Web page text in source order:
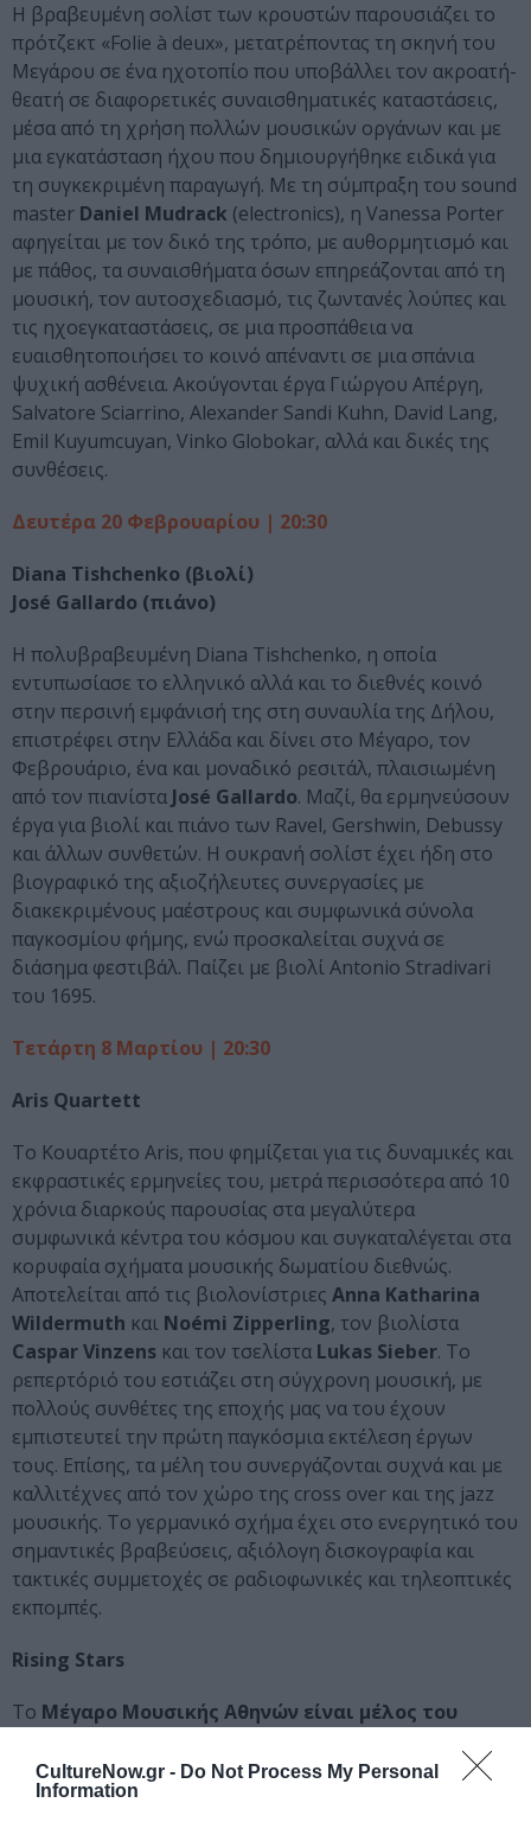
CultureNow.gr - Do Not Process My Personal
Information
Η βραβευμένη σολίστ των κρουστών παρουσιάζει το
πρότζεκτ «Folie à deux», μετατρέποντας τη σκηνή του
Μεγάρου σε ένα ηχοτοπίο που υποβάλλει τον ακροατή-
θεατή σε διαφορετικές συναισθηματικές καταστάσεις,
μέσα από τη χρήση πολλών μουσικών οργάνων και με
μια εγκατάσταση ήχου που δημιουργήθηκε ειδικά για
τη συγκεκριμένη παραγωγή. Με τη σύμπραξη του sound
master Daniel Mudrack (electronics), η Vanessa Porter
αφηγείται με τον δικό της τρόπο, με αυθορμητισμό και
με πάθος, τα συναισθήματα όσων επηρεάζονται από τη
μουσική, τον αυτοσχεδιασμό, τις ζωντανές λούπες και
τις ηχοεγκαταστάσεις, σε μια προσπάθεια να
ευαισθητοποιήσει το κοινό απέναντι σε μια σπάνια
ψυχική ασθένεια. Ακούγονται έργα Γιώργου Απέργη,
Salvatore Sciarrino, Alexander Sandi Kuhn, David Lang,
Emil Kuyumcuyan, Vinko Globokar, αλλά και δικές της
συνθέσεις.
Δευτέρα 20 Φεβρουαρίου | 20:30
Diana Tishchenko (βιολί)
José Gallardo (πιάνο)
H πολυβραβευμένη Diana Tishchenko, η οποία
εντυπωσίασε το ελληνικό αλλά και το διεθνές κοινό
στην περσινή εμφάνισή της στη συναυλία της Δήλου,
επιστρέφει στην Ελλάδα και δίνει στο Μέγαρο, τον
Φεβρουάριο, ένα και μοναδικό ρεσιτάλ, πλαισιωμένη
από τον πιανίστα José Gallardo. Μαζί, θα ερμηνεύσουν
έργα για βιολί και πιάνο των Ravel, Gershwin, Debussy
και άλλων συνθετών. Η ουκρανή σολίστ έχει ήδη στο
βιογραφικό της αξιοζήλευτες συνεργασίες με
διακεκριμένους μαέστρους και συμφωνικά σύνολα
παγκοσμίου φήμης, ενώ προσκαλείται συχνά σε
διάσημα φεστιβάλ. Παίζει με βιολί Antonio Stradivari
του 1695.
Tετάρτη 8 Μαρτίου | 20:30
Αris Quartett
To Κουαρτέτο Aris, που φημίζεται για τις δυναμικές και
εκφραστικές ερμηνείες του, μετρά περισσότερα από 10
χρόνια διαρκούς παρουσίας στα μεγαλύτερα
συμφωνικά κέντρα του κόσμου και συγκαταλέγεται στα
κορυφαία σχήματα μουσικής δωματίου διεθνώς.
Αποτελείται από τις βιολονίστριες Anna Katharina
Wildermuth και Noémi Zipperling, τον βιολίστα
Caspar Vinzens και τον τσελίστα Lukas Sieber. Το
ρεπερτόριό του εστιάζει στη σύγχρονη μουσική, με
πολλούς συνθέτες της εποχής μας να του έχουν
εμπιστευτεί την πρώτη παγκόσμια εκτέλεση έργων
τους. Επίσης, τα μέλη του συνεργάζονται συχνά και με
καλλιτέχνες από τον χώρο της cross over και της jazz
μουσικής. Το γερμανικό σχήμα έχει στο ενεργητικό του
σημαντικές βραβεύσεις, αξιόλογη δισκογραφία και
τακτικές συμμετοχές σε ραδιοφωνικές και τηλεοπτικές
εκπομπές.
Rising Stars
To Μέγαρο Μουσικής Αθηνών είναι μέλος του
Συμφωνικής Μουσικής (European Concert Hall